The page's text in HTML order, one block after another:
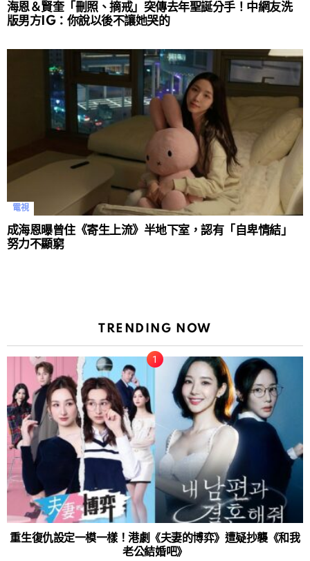
海恩＆賢奎「刪照、摘戒」突傳去年聖誕分手！中網友洗
版男方IG：你說以後不讓她哭的
電視
成海恩曝曾住《寄生上流》半地下室，認有「自卑情結」
努力不顯窮
TRENDING NOW
重生復仇設定一模一樣！港劇《夫妻的博弈》遭疑抄襲《和我
老公結婚吧》